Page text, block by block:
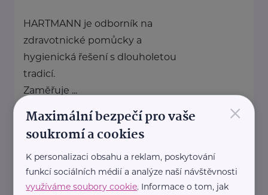
HARTMANN je odborník na
zdravotnické pomůcky a
hygienická řešení s dlouholetou
tradicí.
Zaměřuje ...
https://hartmanndirect.com/cs-cz
info@hartmanndirect.cz
×
Maximální bezpečí pro vaše
soukromí a cookies
K personalizaci obsahu a reklam, poskytování
funkcí sociálních médií a analýze naší návštěvnosti
využíváme soubory cookie. Informace o tom, jak